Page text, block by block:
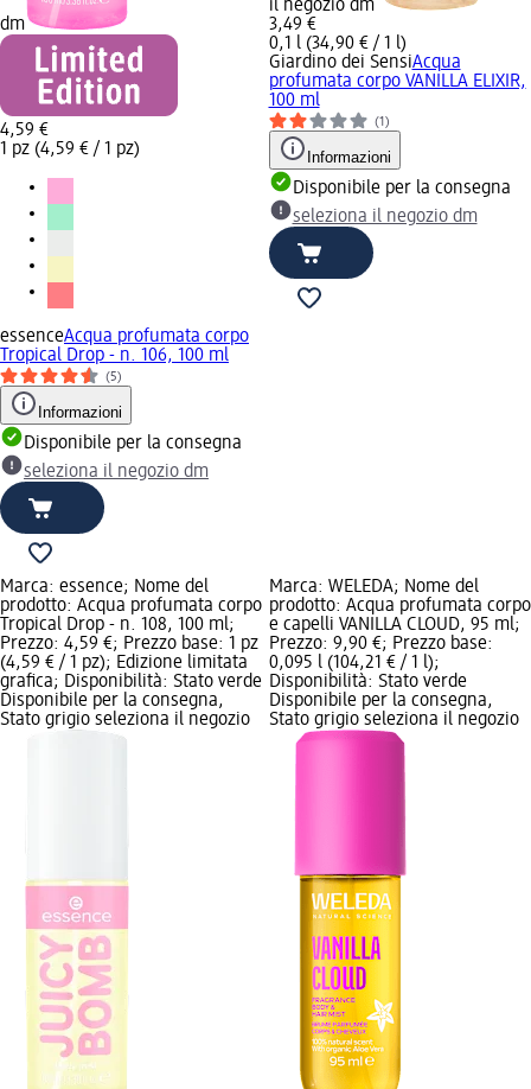
dm
4,59 €
1 pz (4,59 € / 1 pz)
essenceAcqua profumata corpo
Tropical Drop - n. 106, 100 ml
(5)
Informazioni
Disponibile per la consegna
seleziona il negozio dm
il negozio dm
3,49 €
0,1 l (34,90 € / 1 l)
Giardino dei SensiAcqua
profumata corpo VANILLA ELIXIR,
100 ml
(1)
Informazioni
Disponibile per la consegna
seleziona il negozio dm
Marca: essence; Nome del
prodotto: Acqua profumata corpo
Tropical Drop - n. 108, 100 ml;
Prezzo: 4,59 €; Prezzo base: 1 pz
(4,59 € / 1 pz); Edizione limitata
grafica; Disponibilità: Stato verde
Disponibile per la consegna,
Stato grigio seleziona il negozio
Marca: WELEDA; Nome del
prodotto: Acqua profumata corpo
e capelli VANILLA CLOUD, 95 ml;
Prezzo: 9,90 €; Prezzo base:
0,095 l (104,21 € / 1 l);
Disponibilità: Stato verde
Disponibile per la consegna,
Stato grigio seleziona il negozio